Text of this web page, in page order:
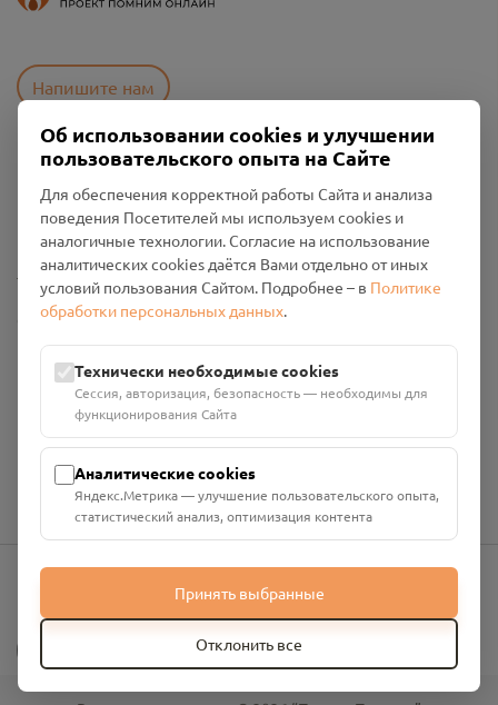
Напишите нам
Политика конфиденциальности
Промо-материалы
Настройки cookies
Общество с ограниченной ответственностью «Смоленский
Проект Помним»
ИНН: 6700029207 ОГРН: 1256700001986
Юридический адрес: 216790, Смоленская область, р-н
Руднянский, г. Рудня, улица Западная, д. 26А, пом. 18
Номер счёта: 40702810901130004287 в АО "АЛЬФА-БАНК"
info@pomnim.online
Об использовании cookies и улучшении
пользовательского опыта на Сайте
Для обеспечения корректной работы Сайта и анализа
поведения Посетителей мы используем cookies и
аналогичные технологии. Согласие на использование
аналитических cookies даётся Вами отдельно от иных
условий пользования Сайтом. Подробнее – в Политике
обработки персональных данных.
Технически необходимые cookies
Сессия, авторизация, безопасность — необходимы для
функционирования Сайта
Аналитические cookies
Яндекс.Метрика — улучшение пользовательского опыта,
статистический анализ, оптимизация контента
Принять выбранные
Отклонить все